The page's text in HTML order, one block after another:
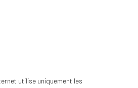
utilise uniquement les